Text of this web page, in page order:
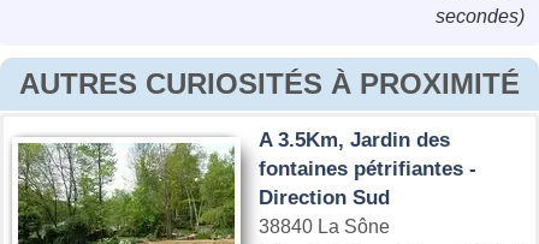
secondes)
AUTRES CURIOSITÉS À PROXIMITÉ
A 3.5Km, Jardin des
fontaines pétrifiantes -
Direction Sud
38840 La Sône